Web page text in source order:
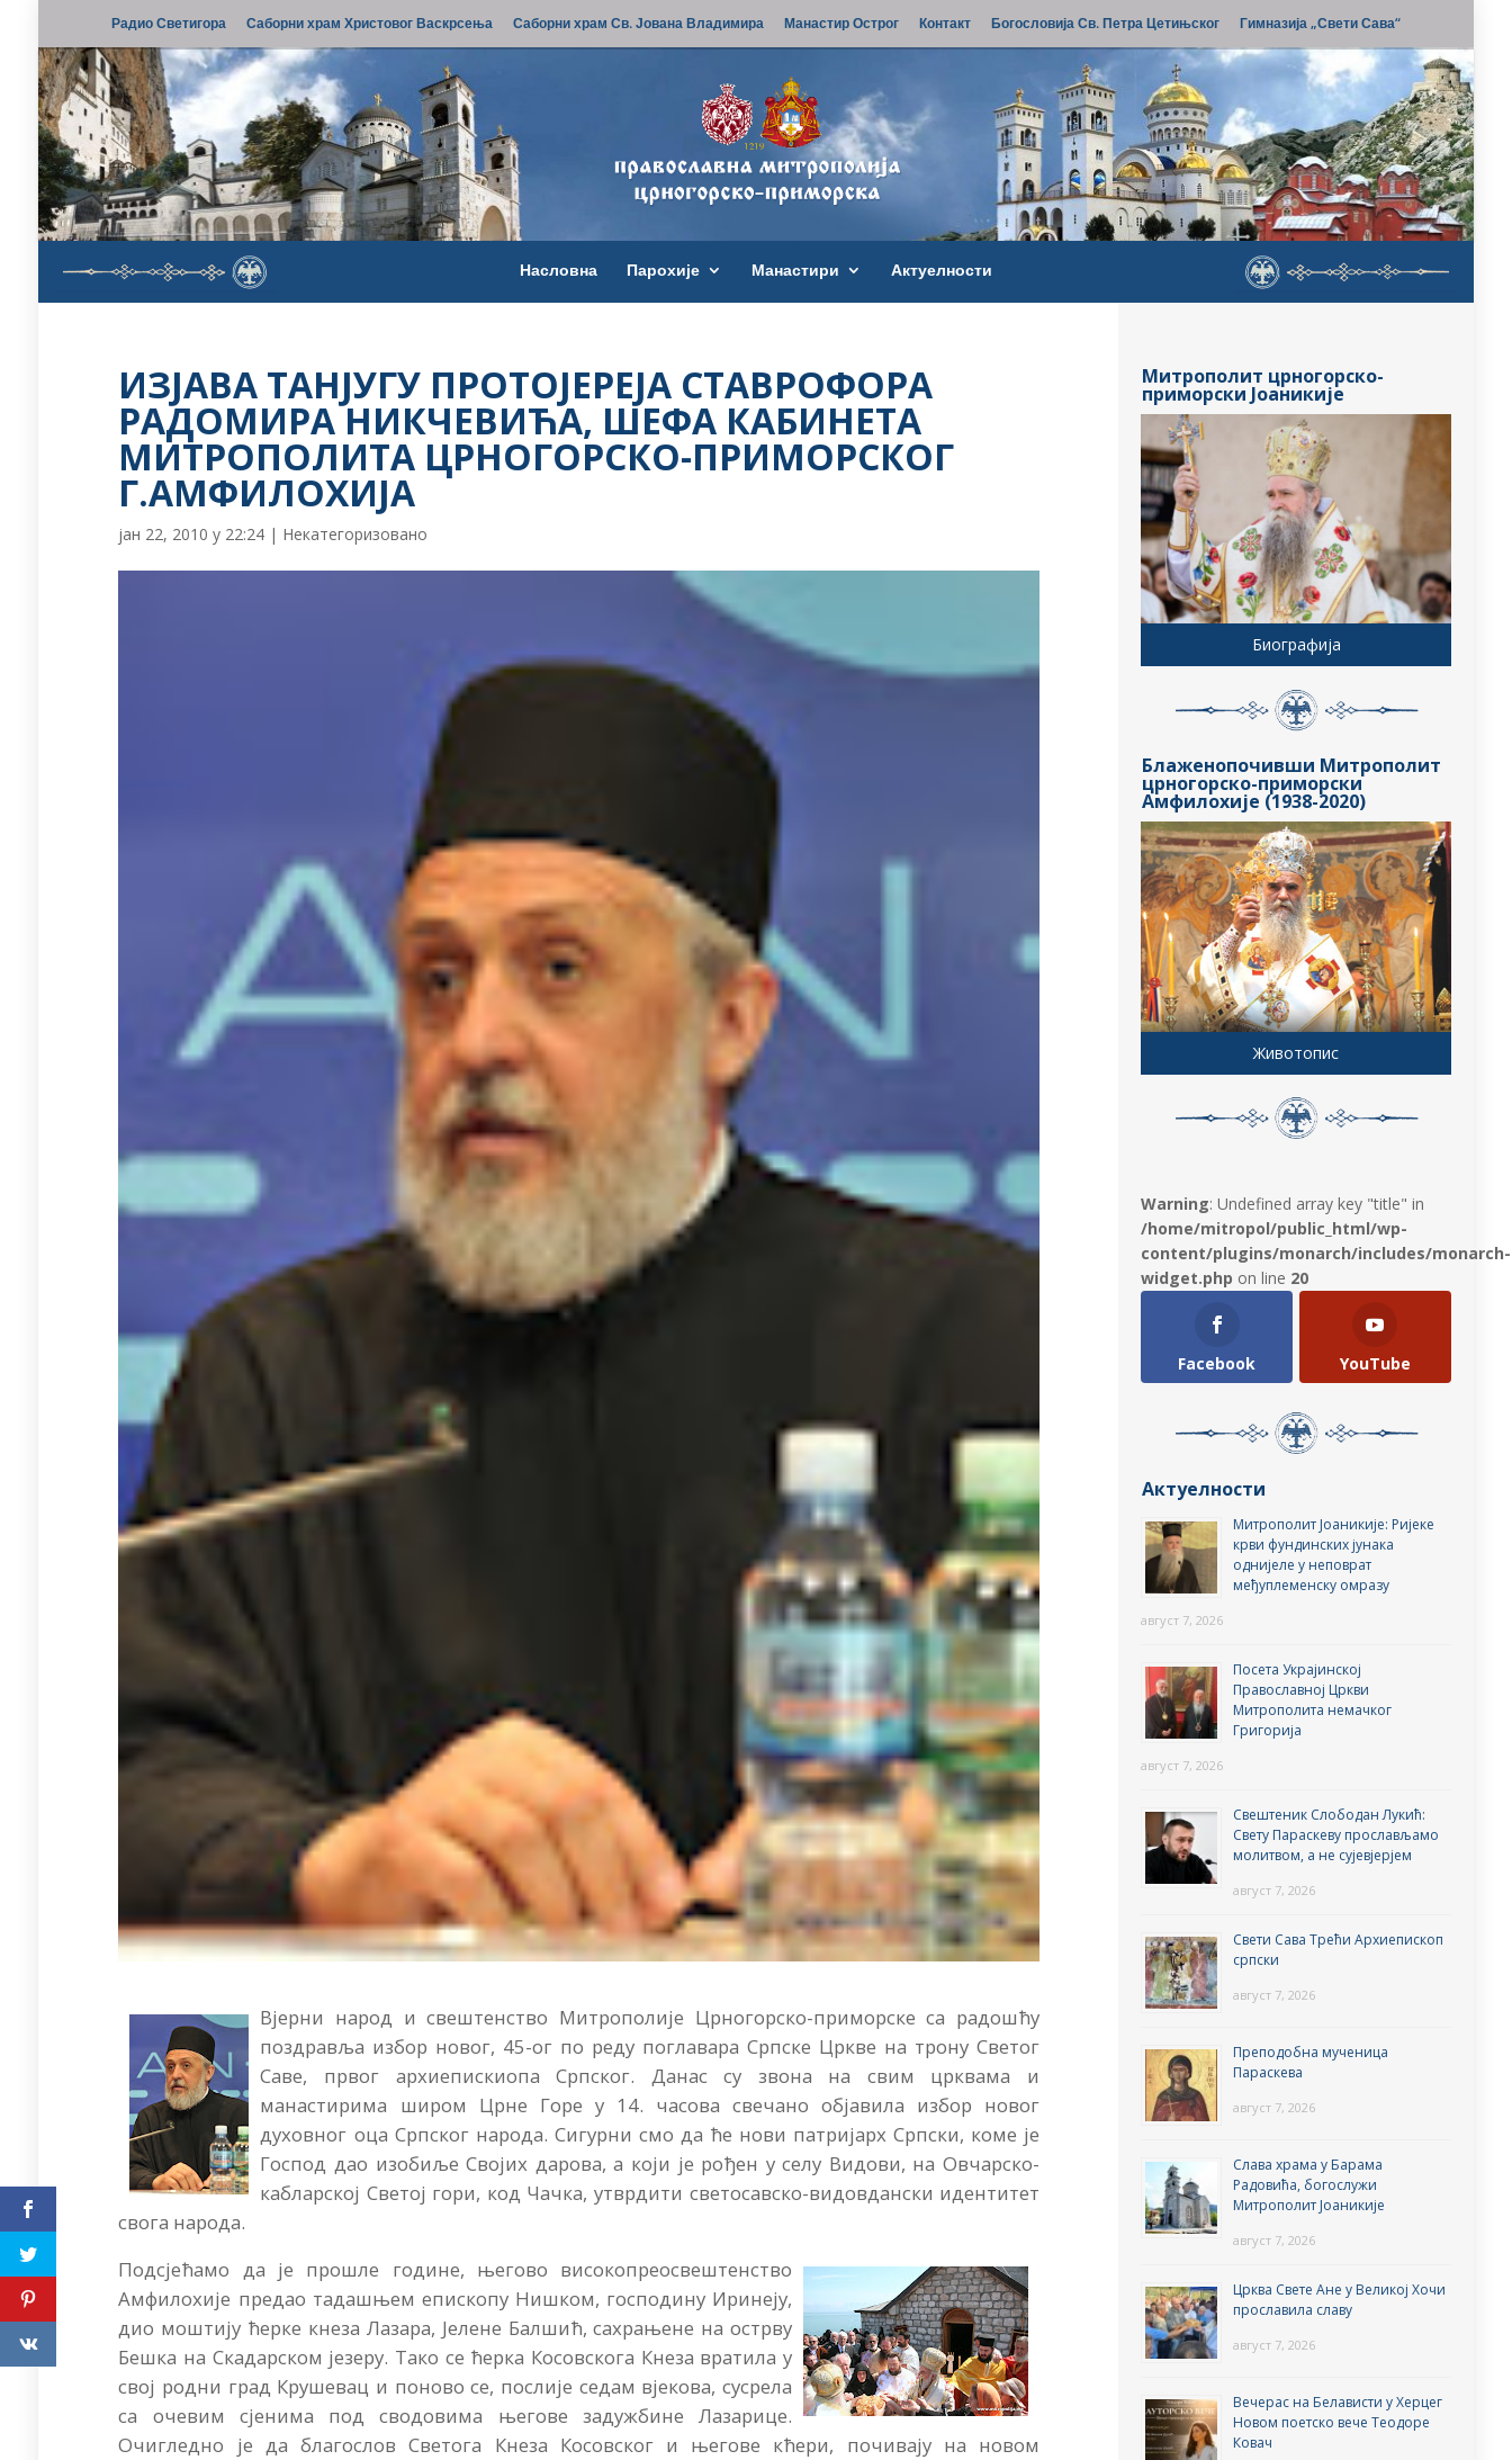
Радио Светигора Саборни храм Христовог Васкрсења Саборни храм Св. Јована Владимира Манастир Острог Контакт Богословија Св. Петра Цетињског Гимназија „Свети Сава“
Насловна Парохије Манастири Актуелности
ИЗЈАВА ТАНЈУГУ ПРОТОЈЕРЕЈА СТАВРОФОРА
РАДОМИРА НИКЧЕВИЋА, ШЕФА КАБИНЕТА
МИТРОПОЛИТА ЦРНОГОРСКО-ПРИМОРСКОГ
Г.АМФИЛОХИЈА
јан 22, 2010 у 22:24 | Некатегоризовано
Вјерни народ и свештенство Митрополије Црногорско-приморске са радошћу
поздравља избор новог, 45-ог по реду поглавара Српске Цркве на трону Светог
Саве, првог архиепискиопа Српског. Данас су звона на свим црквама и
манастирима широм Црне Горе у 14. часова свечано објавила избор новог
духовног оца Српског народа. Сигурни смо да ће нови патријарх Српски, коме је
Господ дао изобиље Својих дарова, а који је рођен у селу Видови, на Овчарско-
кабларској Светој гори, код Чачка, утврдити светосавско-видовдански идентитет
свога народа.
Подсјећамо да је прошле године, његово високопреосвештенство
Амфилохије предао тадашњем епископу Нишком, господину Иринеју,
дио моштију ћерке кнеза Лазара, Јелене Балшић, сахрањене на острву
Бешка на Скадарском језеру. Тако се ћерка Косовскога Кнеза вратила у
свој родни град Крушевац и поново се, послије седам вјекова, сусрела
са очевим сјенима под сводовима његове задужбине Лазарице.
Очигледно је да благослов Светога Кнеза Косовског и његове кћери, почивају на новом
Митрополит црногорско-
приморски Јоаникије
Биографија
Блаженопочивши Митрополит
црногорско-приморски
Амфилохије (1938-2020)
Животопис
Warning: Undefined array key "title" in
/home/mitropol/public_html/wp-
content/plugins/monarch/includes/monarch-
widget.php on line 20
Facebook YouTube
Актуелности
Митрополит Јоаникије: Ријеке
крви фундинских јунака
однијеле у неповрат
међуплеменску омразу
август 7, 2026
Посета Украјинској
Православној Цркви
Митрополита немачког
Григорија
август 7, 2026
Свештеник Слободан Лукић:
Свету Параскеву прослављамо
молитвом, а не сујевјерјем
август 7, 2026
Свети Сава Трећи Архиепископ
српски
август 7, 2026
Преподобна мученица
Параскева
август 7, 2026
Слава храма у Барама
Радовића, богослужи
Митрополит Јоаникије
август 7, 2026
Црква Свете Ане у Великој Хочи
прославила славу
август 7, 2026
Вечерас на Белависти у Херцег
Новом поетско вече Теодоре
Ковач